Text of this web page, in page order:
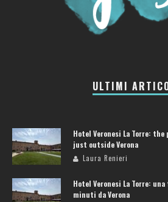
ULTIMI
Hotel Veronesi La Torre:
just outside Verona
Laura Renieri
Hotel Veronesi La Torre:
minuti da Verona